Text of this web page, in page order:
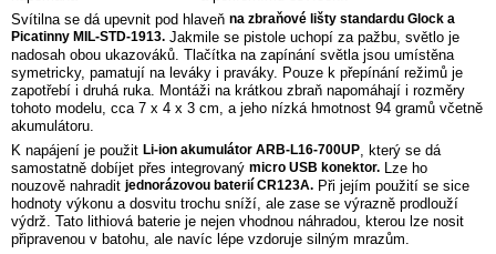
Svítilna se dá upevnit pod hlaveň na zbraňové lišty standardu Glock a
Picatinny MIL-STD-1913. Jakmile se pistole uchopí za pažbu, světlo je
nadosah obou ukazováků. Tlačítka na zapínání světla jsou umístěna
symetricky, pamatují na leváky i praváky. Pouze k přepínání režimů je
zapotřebí i druhá ruka. Montáži na krátkou zbraň napomáhají i rozměry
tohoto modelu, cca 7 x 4 x 3 cm, a jeho nízká hmotnost 94 gramů včetně
akumulátoru.
K napájení je použit Li-ion akumulátor ARB-L16-700UP, který se dá
samostatně dobíjet přes integrovaný micro USB konektor. Lze ho
nouzově nahradit jednorázovou baterií CR123A. Při jejím použití se sice
hodnoty výkonu a dosvitu trochu sníží, ale zase se výrazně prodlouží
výdrž. Tato lithiová baterie je nejen vhodnou náhradou, kterou lze nosit
připravenou v batohu, ale navíc lépe vzdoruje silným mrazům.